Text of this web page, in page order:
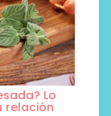
Lo
relación